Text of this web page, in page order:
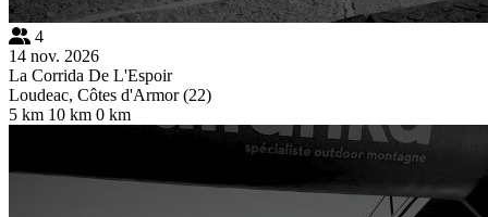
4
14 nov. 2026
La Corrida De L'Espoir
Loudeac, Côtes d'Armor (22)
5 km 10 km 0 km